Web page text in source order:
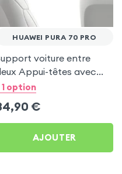
HUAWEI PURA 70 PRO
voiture entre
Appui-têtes avec
rotative à 360° pour
1 option
€
AJOUTER